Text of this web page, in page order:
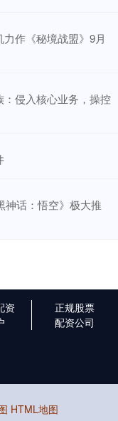
作《秘境战盟》9月
侵入核心业务，操控
神话：悟空》极大推
资
正规股票
配资公司
HTML地图